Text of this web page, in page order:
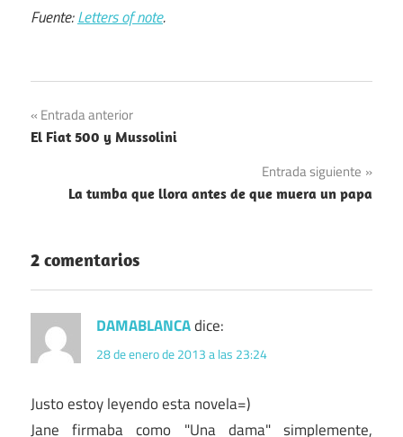
Fuente:Letters of note.
Navegación
de
entradas
Entrada anterior
El Fiat 500 y Mussolini
Entrada siguiente
La tumba que llora antes de que muera un papa
2 comentarios
DAMABLANCAdice:
28 de enero de 2013 a las 23:24
Justo estoy leyendo esta novela=)
Jane firmaba como "Una dama" simplemente,